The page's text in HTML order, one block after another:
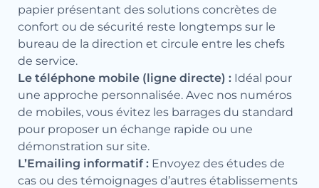
papier présentant des solutions concrètes de
confort ou de sécurité reste longtemps sur le
bureau de la direction et circule entre les chefs
de service.
Le téléphone mobile (ligne directe) : Idéal pour
une approche personnalisée. Avec nos numéros
de mobiles, vous évitez les barrages du standard
pour proposer un échange rapide ou une
démonstration sur site.
L’Emailing informatif : Envoyez des études de
cas ou des témoignages d’autres établissements